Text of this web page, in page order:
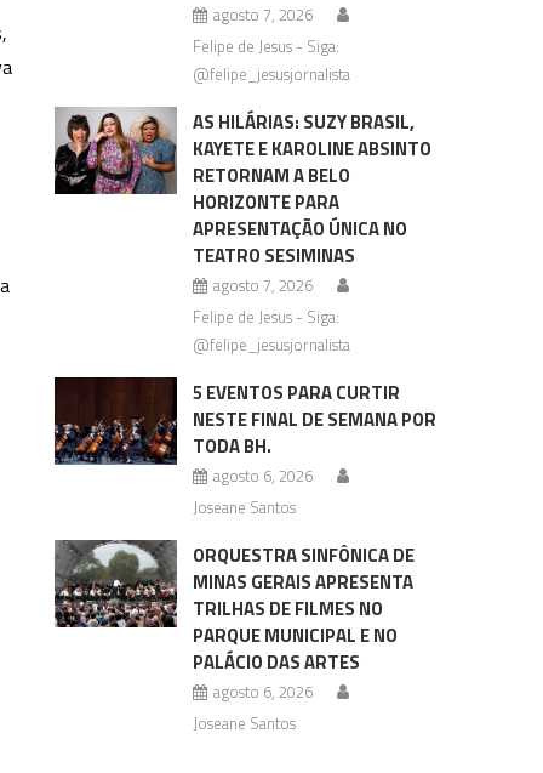
agosto 7, 2026
Felipe de Jesus - Siga:
@felipe_jesusjornalista
AS HILÁRIAS: SUZY BRASIL,
KAYETE E KAROLINE ABSINTO
RETORNAM A BELO
HORIZONTE PARA
APRESENTAÇÃO ÚNICA NO
TEATRO SESIMINAS
agosto 7, 2026
Felipe de Jesus - Siga:
@felipe_jesusjornalista
5 EVENTOS PARA CURTIR
NESTE FINAL DE SEMANA POR
TODA BH.
agosto 6, 2026
Joseane Santos
ORQUESTRA SINFÔNICA DE
MINAS GERAIS APRESENTA
TRILHAS DE FILMES NO
PARQUE MUNICIPAL E NO
PALÁCIO DAS ARTES
agosto 6, 2026
Joseane Santos